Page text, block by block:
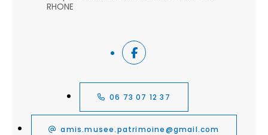
RHONE
06 73 07 12 37
amis.musee.patrimoine@gmail.com